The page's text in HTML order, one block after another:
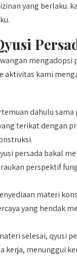
yang berlaku.
aktivitas kami
dahulu
terikat dengan
persada bakal
perspektif
materi
yang hendak
selesai, qyusi
menunggui